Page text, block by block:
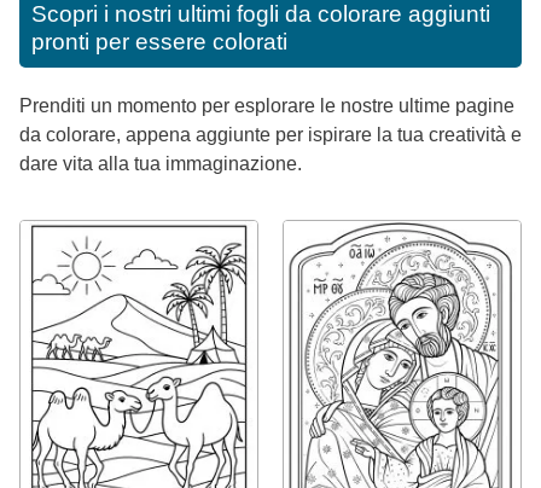
Scopri i nostri ultimi fogli da colorare aggiunti
pronti per essere colorati
Prenditi un momento per esplorare le nostre ultime pagine
da colorare, appena aggiunte per ispirare la tua creatività e
dare vita alla tua immaginazione.